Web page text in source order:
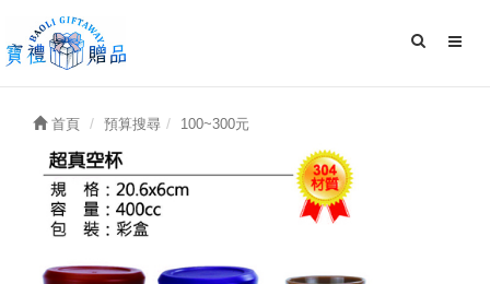
首頁 預算搜尋 100~300元